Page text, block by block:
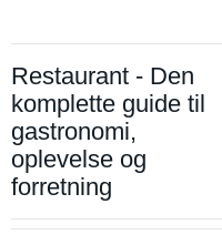
Restaurant - Den
komplette guide til
gastronomi,
oplevelse og
forretning